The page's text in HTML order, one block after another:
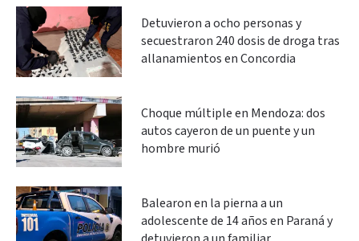
Detuvieron a ocho personas y
secuestraron 240 dosis de droga tras
allanamientos en Concordia
Choque múltiple en Mendoza: dos
autos cayeron de un puente y un
hombre murió
Balearon en la pierna a un
adolescente de 14 años en Paraná y